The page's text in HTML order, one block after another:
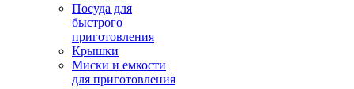
Посуда для
быстрого
приготовления
Крышки
Миски и емкости
для приготовления